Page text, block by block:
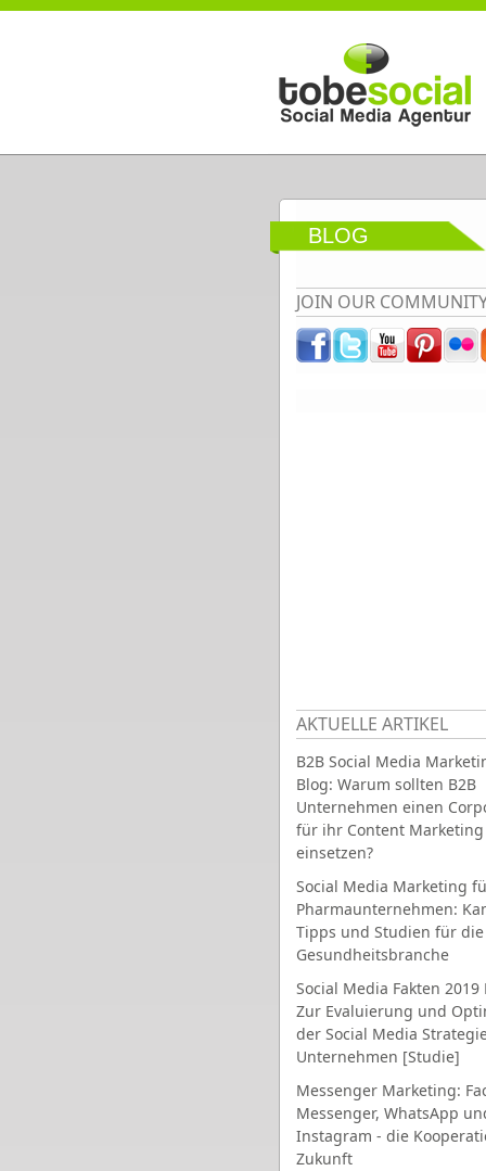
Direkt zum Inhalt
BLOG
JOIN OUR
AKTUELLE ARTIKEL
B2B Social Media
Blog: Warum sollten B2B
Unternehmen einen
für ihr Content Marketing
einsetzen?
Social Media Marketing
Pharmaunternehmen:
Tipps und Studien für die
Gesundheitsbranche
Social Media Fakten 2019
Zur Evaluierung und
der Social Media
Unternehmen [Studie]
Messenger Marketing:
Messenger, WhatsApp
Instagram - die
Zukunft